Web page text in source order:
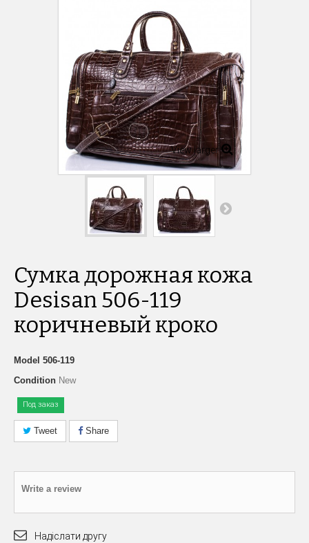
View larger
Сумка дорожная кожа
Desisan 506-119
коричневый кроко
Model 506-119
Condition New
Под заказ
Tweet Share
Write a review
Надіслати другу